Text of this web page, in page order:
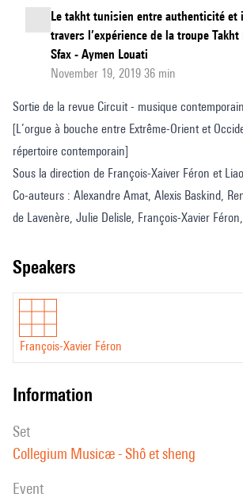
Le takht tunisien entre authenticité et
travers l’expérience de la troupe Takht
Sfax - Aymen Louati
November 19, 2019 36 min
Sortie de la revue Circuit - musique
[L’orgue à bouche entre Extrême-Orient et
répertoire contemporain]
Sous la direction de François-Xaiver Féron et
Co-auteurs : Alexandre Amat, Alexis Baskind,
de Lavenère, Julie Delisle, François-Xavier
Toru Momii, François Picard, Seiko Suzuki et Wu
speakers
François-Xavier Féron
information
set
Collegium Musicæ - Shô et sheng
event